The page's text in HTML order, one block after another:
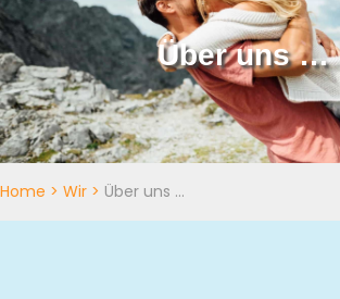
Über uns …
Home > Wir > Über uns …